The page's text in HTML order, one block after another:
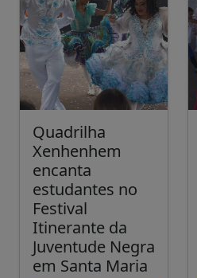
Quadrilha
Xenhenhem
encanta
estudantes no
Festival
Itinerante da
Juventude Negra
em Santa Maria